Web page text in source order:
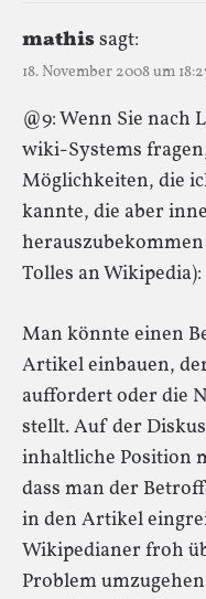
mathissagt:
18. November 2008 um
@9: Wenn Sie nach
wiki-Systems
Möglichkeiten, die
kannte, die aber
Tolles an Wikipedia):
Man könnte einen
Artikel einbauen,
auffordert oder die
stellt. Auf der
inhaltliche Position
dass man der
in den Artikel
Wikipedianer froh
Problem